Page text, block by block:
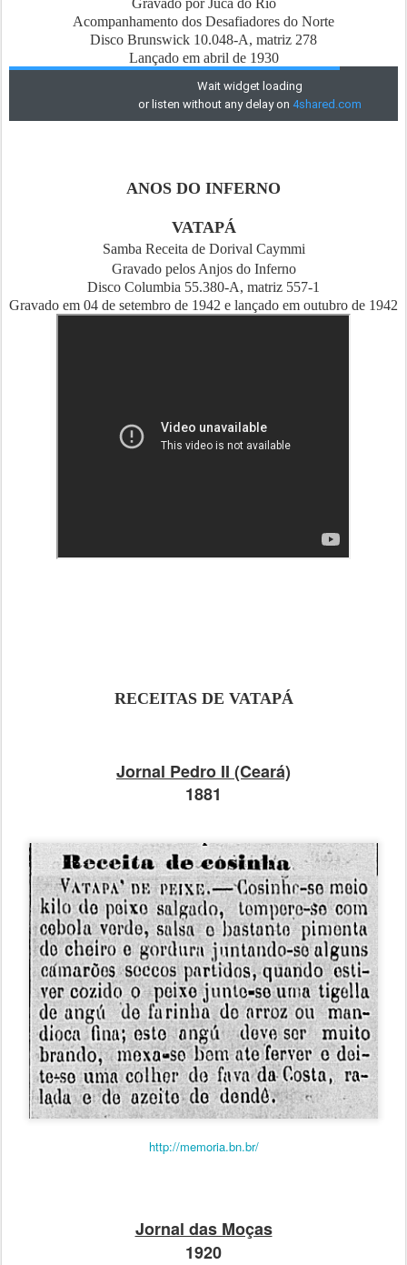
Gravado por Juca do Rio
Acompanhamento dos Desafiadores do Norte
Disco Brunswick 10.048-A, matriz 278
Lançado em abril de 1930
ANOS DO INFERNO
VATAPÁ
Samba Receita de Dorival Caymmi
Gravado pelos Anjos do Inferno
Disco Columbia 55.380-A, matriz 557-1
Gravado em 04 de setembro de 1942 e lançado em outubro de 1942
RECEITAS DE VATAPÁ
Jornal Pedro II (Ceará)
1881
http://memoria.bn.br/
Jornal das Moças
1920